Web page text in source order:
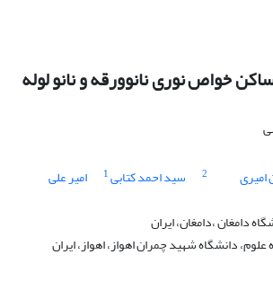
خواص نوری نانوورقه و نانو لوله
امیری 2 سید احمد کتابی1 امیر علی
دامغان ،دامغان، ایران
دانشگاه شهید چمران اهواز، اهواز، ایران